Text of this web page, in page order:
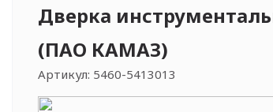
Дверка
(ПАО КАМАЗ)
Артикул: 5460-5413013